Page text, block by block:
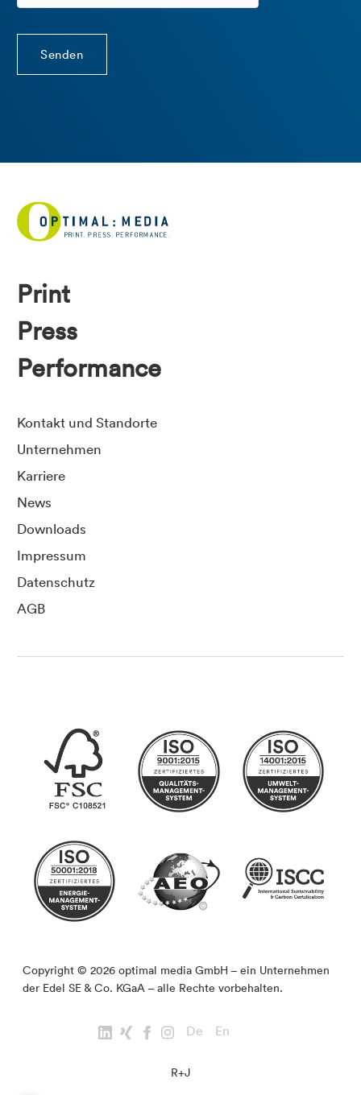
Print
Press
Performance
Kontakt und Standorte
Unternehmen
Karriere
News
Downloads
Impressum
Datenschutz
AGB
Copyright © 2026 optimal media GmbH – ein Unternehmen
der Edel SE & Co. KGaA – alle Rechte vorbehalten.
De En
R+J